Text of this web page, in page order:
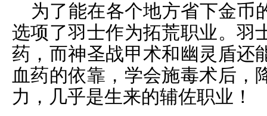
为了能在各个地方省下金币
选项了羽士作为拓荒职业。羽
药，而神圣战甲术和幽灵盾还
血药的依靠，学会施毒术后，
力，几乎是生来的辅佐职业！